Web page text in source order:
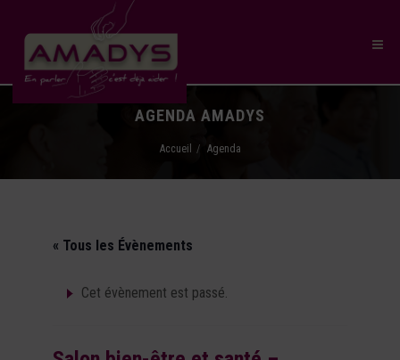
AGENDA AMADYS
Accueil Agenda
« Tous les Évènements
Cet évènement est passé.